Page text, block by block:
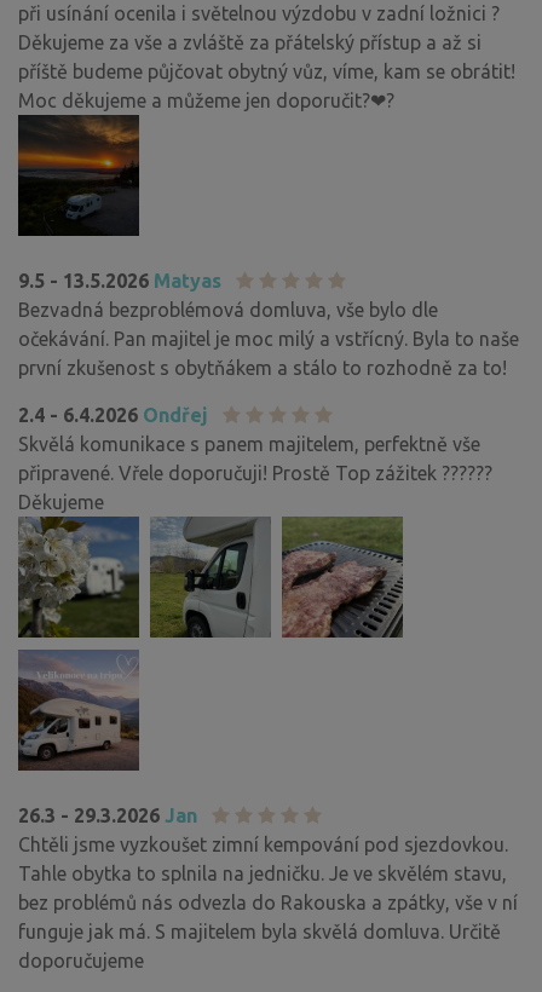
při usínání ocenila i světelnou výzdobu v zadní ložnici ?
Děkujeme za vše a zvláště za přátelský přístup a až si
příště budeme půjčovat obytný vůz, víme, kam se obrátit!
Moc děkujeme a můžeme jen doporučit?❤?
9.5 - 13.5.2026 Matyas
Bezvadná bezproblémová domluva, vše bylo dle
očekávání. Pan majitel je moc milý a vstřícný. Byla to naše
první zkušenost s obytňákem a stálo to rozhodně za to!
2.4 - 6.4.2026 Ondřej
Skvělá komunikace s panem majitelem, perfektně vše
připravené. Vřele doporučuji! Prostě Top zážitek ??????
Děkujeme
26.3 - 29.3.2026 Jan
Chtěli jsme vyzkoušet zimní kempování pod sjezdovkou.
Tahle obytka to splnila na jedničku. Je ve skvělém stavu,
bez problémů nás odvezla do Rakouska a zpátky, vše v ní
funguje jak má. S majitelem byla skvělá domluva. Určitě
doporučujeme